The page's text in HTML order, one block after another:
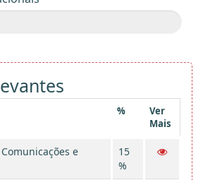
%
Ver
Mais
e
15
%